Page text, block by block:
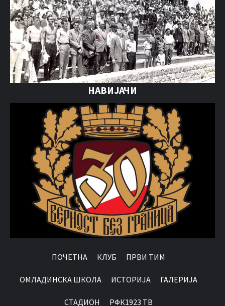
НАВИЈАЧИ
ПОЧЕТНА КЛУБ ПРВИ ТИМ
OМЛАДИНСКА ШКОЛА ИСТОРИЈА ГАЛЕРИЈА
СТАДИОН РФК1923 ТВ